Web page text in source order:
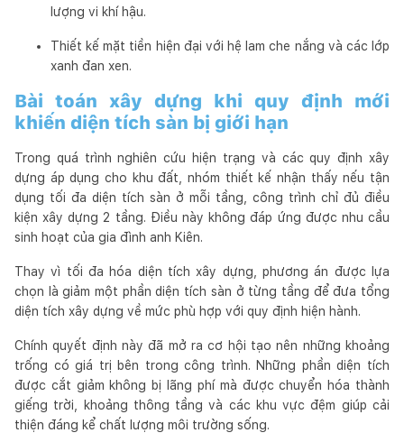
lượng vi khí hậu.
Thiết kế mặt tiền hiện đại với hệ lam che nắng và các lớp
xanh đan xen.
Bài toán xây dựng khi quy định mới
khiến diện tích sàn bị giới hạn
Trong quá trình nghiên cứu hiện trạng và các quy định xây
dựng áp dụng cho khu đất, nhóm thiết kế nhận thấy nếu tận
dụng tối đa diện tích sàn ở mỗi tầng, công trình chỉ đủ điều
kiện xây dựng 2 tầng. Điều này không đáp ứng được nhu cầu
sinh hoạt của gia đình anh Kiên.
Thay vì tối đa hóa diện tích xây dựng, phương án được lựa
chọn là giảm một phần diện tích sàn ở từng tầng để đưa tổng
diện tích xây dựng về mức phù hợp với quy định hiện hành.
Chính quyết định này đã mở ra cơ hội tạo nên những khoảng
trống có giá trị bên trong công trình. Những phần diện tích
được cắt giảm không bị lãng phí mà được chuyển hóa thành
giếng trời, khoảng thông tầng và các khu vực đệm giúp cải
thiện đáng kể chất lượng môi trường sống.